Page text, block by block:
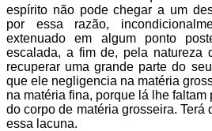
espírito não pode chegar a um
por essa razão,
extenuado em algum ponto
escalada, a fim de, pela natureza
recuperar uma grande parte do
que ele negligencia na matéria
na matéria fina, porque lá lhe
do corpo de matéria grosseira. Terá
essa lacuna.